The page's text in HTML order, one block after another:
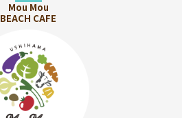
Mou Mou
BEACH CAFE